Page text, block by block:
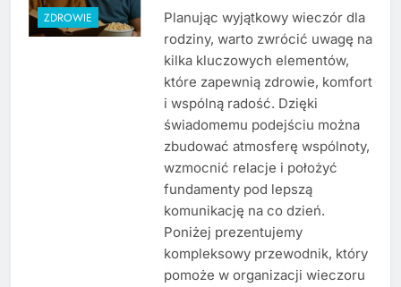
ZDROWIE
Planując wyjątkowy wieczór dla
rodziny, warto zwrócić uwagę na
kilka kluczowych elementów,
które zapewnią zdrowie, komfort
i wspólną radość. Dzięki
świadomemu podejściu można
zbudować atmosferę wspólnoty,
wzmocnić relacje i położyć
fundamenty pod lepszą
komunikację na co dzień.
Poniżej prezentujemy
kompleksowy przewodnik, który
pomoże w organizacji wieczoru